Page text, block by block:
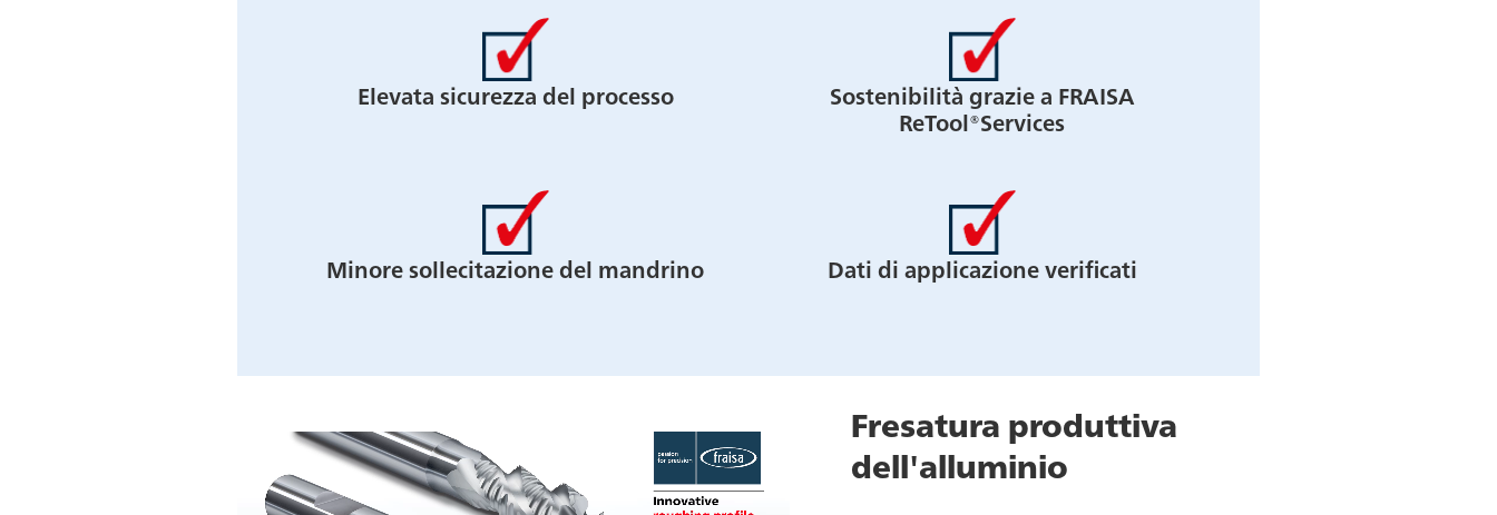
Elevata sicurezza del processo
Sostenibilità grazie a FRAISA
ReTool®Services
Minore sollecitazione del mandrino Dati di applicazione verificati
Fresatura produttiva
dell'alluminio